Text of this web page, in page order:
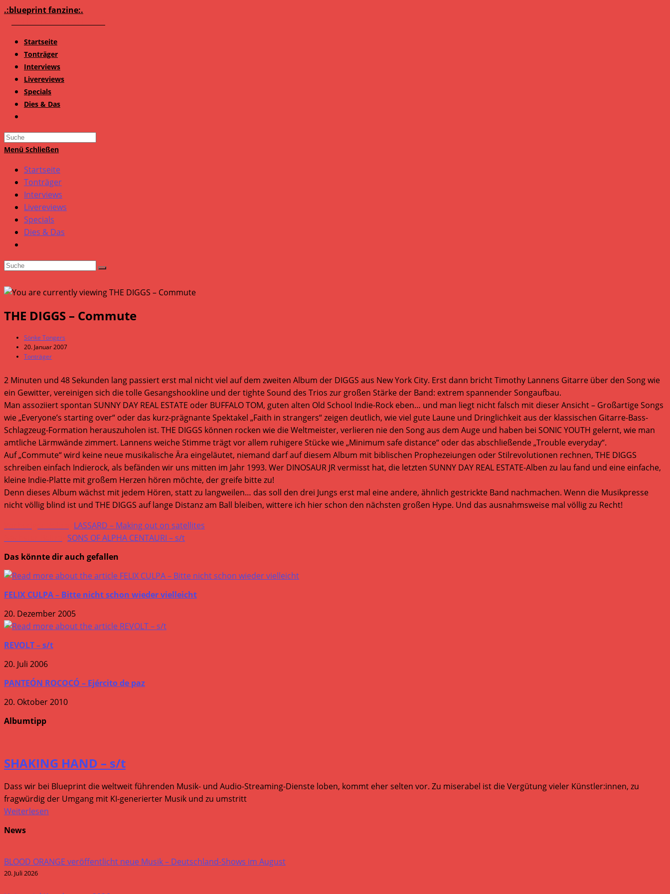
Zum
.:blueprint fanzine:.
Startseite
Tonträger
Interviews
Livereviews
Specials
Dies & Das
Search
this
Menü Schließen
Startseite
Tonträger
Interviews
Livereviews
Specials
Dies & Das
THE DIGGS – Commute
Beitrags-
Autor:
Sönke Tongers
Beitrag
veröffentlicht:
20. Januar 2007
Beitrags-
Tonträger
2 Minuten und 48 Sekunden lang passiert erst mal nicht viel auf dem zweiten Album der DIGGS aus New York City. Erst dann bricht Timothy Lannens Gitarre über den Song wie
ein Gewitter, vereinigen sich die tolle Gesangshookline und der tighte Sound des Trios zur großen Stärke der Band: extrem spannender Songaufbau.
Man assoziiert spontan SUNNY DAY REAL ESTATE oder BUFFALO TOM, guten alten Old School Indie-Rock eben… und man liegt nicht falsch mit dieser Ansicht – Großartige Songs
wie „Everyone’s starting over“ oder das kurz-prägnante Spektakel „Faith in strangers“ zeigen deutlich, wie viel gute Laune und Dringlichkeit aus der klassischen Gitarre-Bass-
Schlagzeug-Formation herauszuholen ist. THE DIGGS können rocken wie die Weltmeister, verlieren nie den Song aus dem Auge und haben bei SONIC YOUTH gelernt, wie man
amtliche Lärmwände zimmert. Lannens weiche Stimme trägt vor allem ruhigere Stücke wie „Minimum safe distance“ oder das abschließende „Trouble everyday“.
Auf „Commute“ wird keine neue musikalische Ära eingeläutet, niemand darf auf diesem Album mit biblischen Prophezeiungen oder Stilrevolutionen rechnen, THE DIGGS
schreiben einfach Indierock, als befänden wir uns mitten im Jahr 1993. Wer DINOSAUR JR vermisst hat, die letzten SUNNY DAY REAL ESTATE-Alben zu lau fand und eine einfache,
kleine Indie-Platte mit großem Herzen hören möchte, der greife bitte zu!
Denn dieses Album wächst mit jedem Hören, statt zu langweilen… das soll den drei Jungs erst mal eine andere, ähnlich gestrickte Band nachmachen. Wenn die Musikpresse
nicht völlig blind ist und THE DIGGS auf lange Distanz am Ball bleiben, wittere ich hier schon den nächsten großen Hype. Und das ausnahmsweise mal völlig zu Recht!
Weitere
Artikel
ansehen
LASSARD – Making out on satellites
SONS OF ALPHA CENTAURI – s/t
Das könnte dir auch gefallen
FELIX CULPA – Bitte nicht schon wieder vielleicht
20. Dezember 2005
REVOLT – s/t
20. Juli 2006
PANTEÓN ROCOCÓ – Ejército de paz
20. Oktober 2010
Albumtipp
SHAKING HAND – s/t
Dass wir bei Blueprint die weltweit führenden Musik- und Audio-Streaming-Dienste loben, kommt eher selten vor. Zu miserabel ist die Vergütung vieler Künstler:innen, zu
fragwürdig der Umgang mit KI-generierter Musik und zu umstritt
Weiterlesen
News
BLOOD ORANGE veröffentlicht neue Musik – Deutschland-Shows im August
20. Juli 2026